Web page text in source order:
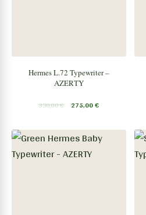
Hermes L.72 Typewriter –
AZERTY
330,00€ 275,00€